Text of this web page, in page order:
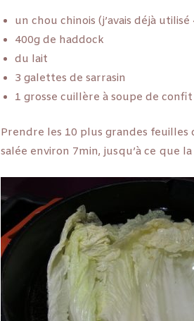
un chou chinois (j’avais déjà
400g de haddock
du lait
3 galettes de sarrasin
1 grosse cuillère à soupe de confit
Prendre les 10 plus grandes feuilles
salée environ 7min, jusqu’à ce que